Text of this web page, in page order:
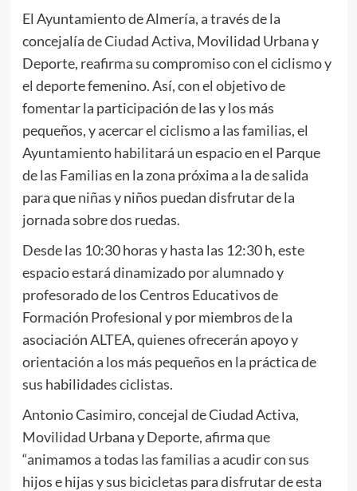
El Ayuntamiento de Almería, a través de la
concejalía de Ciudad Activa, Movilidad Urbana y
Deporte, reafirma su compromiso con el ciclismo y
el deporte femenino. Así, con el objetivo de
fomentar la participación de las y los más
pequeños, y acercar el ciclismo a las familias, el
Ayuntamiento habilitará un espacio en el Parque
de las Familias en la zona próxima a la de salida
para que niñas y niños puedan disfrutar de la
jornada sobre dos ruedas.
Desde las 10:30 horas y hasta las 12:30 h, este
espacio estará dinamizado por alumnado y
profesorado de los Centros Educativos de
Formación Profesional y por miembros de la
asociación ALTEA, quienes ofrecerán apoyo y
orientación a los más pequeños en la práctica de
sus habilidades ciclistas.
Antonio Casimiro, concejal de Ciudad Activa,
Movilidad Urbana y Deporte, afirma que
“animamos a todas las familias a acudir con sus
hijos e hijas y sus bicicletas para disfrutar de esta